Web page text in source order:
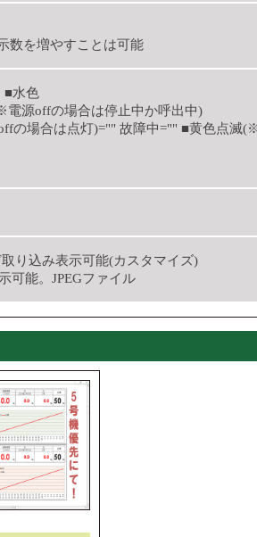
数を増やすことは可能
■水色
源offの場合は停止中か呼出中)
の場合は点灯)="" 故障中="" ■黄色点滅
り込み表示可能(カスタマイズ)
可能。JPEGファイル